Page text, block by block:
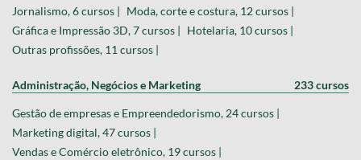
Jornalismo, 6 cursos | Moda, corte e costura, 12 cursos |
Gráfica e Impressão 3D, 7 cursos | Hotelaria, 10 cursos |
Outras profissões, 11 cursos |
Administração, Negócios e Marketing 233 cursos
Gestão de empresas e Empreendedorismo, 24 cursos |
Marketing digital, 47 cursos |
Vendas e Comércio eletrônico, 19 cursos |